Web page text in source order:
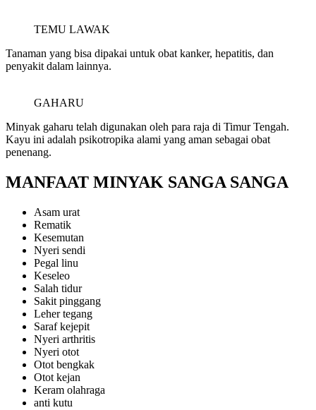
TEMU LAWAK
Tanaman yang bisa dipakai untuk obat kanker, hepatitis, dan
penyakit dalam lainnya.
GAHARU
Minyak gaharu telah digunakan oleh para raja di Timur Tengah.
Kayu ini adalah psikotropika alami yang aman sebagai obat
penenang.
MANFAAT MINYAK SANGA SANGA
Asam urat
Rematik
Kesemutan
Nyeri sendi
Pegal linu
Keseleo
Salah tidur
Sakit pinggang
Leher tegang
Saraf kejepit
Nyeri arthritis
Nyeri otot
Otot bengkak
Otot kejan
Keram olahraga
anti kutu